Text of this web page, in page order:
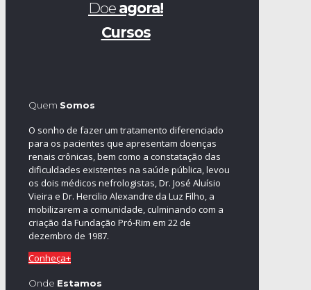
Doe agora!
Cursos
Quem Somos
O sonho de fazer um tratamento diferenciado
para os pacientes que apresentam doenças
renais crônicas, bem como a constatação das
dificuldades existentes na saúde pública, levou
os dois médicos nefrologistas, Dr. José Aluísio
Vieira e Dr. Hercilio Alexandre da Luz Filho, a
mobilizarem a comunidade, culminando com a
criação da Fundação Pró-Rim em 22 de
dezembro de 1987.
Conheça+
Onde Estamos